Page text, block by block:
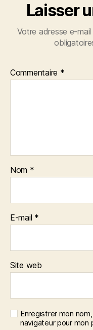
Laisser
Votre adresse e-
Commentaire *
Nom *
E-mail *
Site web
Enregistrer mon
navigateur pour mon